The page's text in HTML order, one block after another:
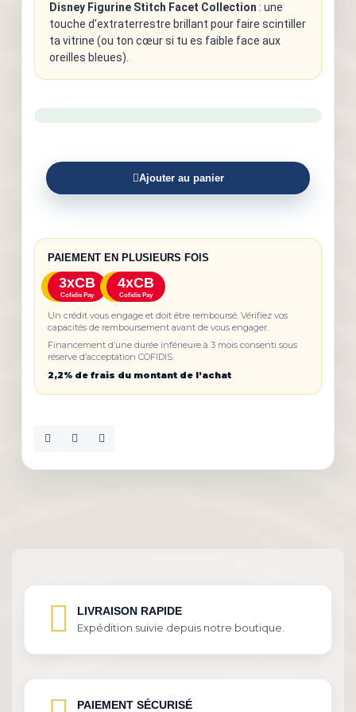
Disney Figurine Stitch Facet Collection : une
touche d’extraterrestre brillant pour faire scintiller
ta vitrine (ou ton cœur si tu es faible face aux
oreilles bleues).
Ajouter au panier
PAIEMENT EN PLUSIEURS FOIS
3xCB
Cofidis Pay
4xCB
Cofidis Pay
Un crédit vous engage et doit être remboursé. Vérifiez vos
capacités de remboursement avant de vous engager.
Financement d’une durée inférieure à 3 mois consenti sous
réserve d’acceptation COFIDIS.
2,2% de frais du montant de l’achat
LIVRAISON RAPIDE
Expédition suivie depuis notre boutique.
PAIEMENT SÉCURISÉ